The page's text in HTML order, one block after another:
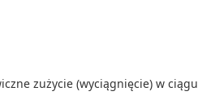
zużycie (wyciągnięcie) w ciągu